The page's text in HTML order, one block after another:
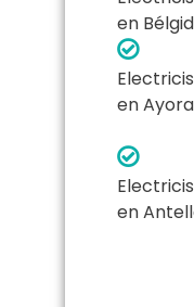
en
en Ayora
en